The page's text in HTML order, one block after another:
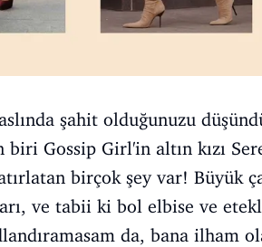
şahit olduğunuzu
Gossip Girl'in altın kızı
birçok şey var! Büyük
ve tabii ki bol elbise ve
da, bana ilham